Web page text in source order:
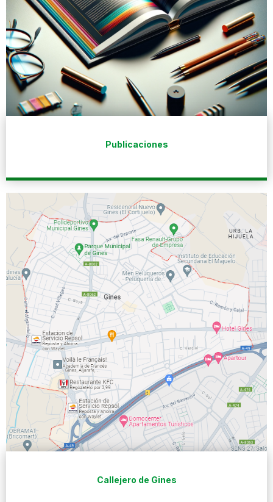
Publicaciones
Callejero de Gines